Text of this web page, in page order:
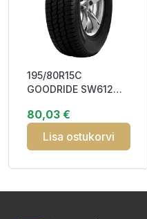
195/80R15C
GOODRIDE SW612
DCB72 3PMSF
80,03 €
Lisa ostukorvi